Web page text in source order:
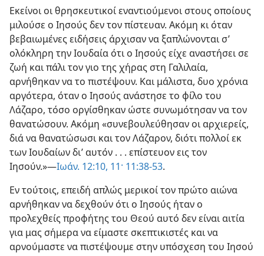
Εκείνοι οι θρησκευτικοί εναντιούμενοι στους οποίους
μιλούσε ο Ιησούς δεν τον πίστευαν. Ακόμη κι όταν
βεβαιωμένες ειδήσεις άρχισαν να ξαπλώνονται σ’
ολόκληρη την Ιουδαία ότι ο Ιησούς είχε αναστήσει σε
ζωή και πάλι τον γιο της χήρας στη Γαλιλαία,
αρνήθηκαν να το πιστέψουν. Και μάλιστα, δυο χρόνια
αργότερα, όταν ο Ιησούς ανάστησε το φίλο του
Λάζαρο, τόσο οργίσθηκαν ώστε συνωμότησαν να τον
θανατώσουν. Ακόμη «συνεβουλεύθησαν οι αρχιερείς,
διά να θανατώσωσι και τον Λάζαρον, διότι πολλοί εκ
των Ιουδαίων δι’ αυτόν . . . επίστευον εις τον
Ιησούν.»—Ιωάν. 12:10, 11· 11:38-53.
Εν τούτοις, επειδή απλώς μερικοί τον πρώτο αιώνα
αρνήθηκαν να δεχθούν ότι ο Ιησούς ήταν ο
προλεχθείς προφήτης του Θεού αυτό δεν είναι αιτία
για μας σήμερα να είμαστε σκεπτικιστές και να
αρνούμαστε να πιστέψουμε στην υπόσχεση του Ιησού